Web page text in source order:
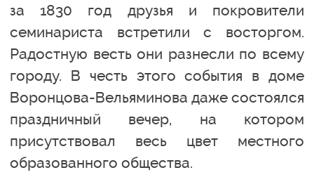
за 1830 год друзья и покровители
семинариста встретили с восторгом.
Радостную весть они разнесли по всему
городу. В честь этого события в доме
Воронцова-Вельяминова даже состоялся
праздничный вечер, на котором
присутствовал весь цвет местного
образованного общества.